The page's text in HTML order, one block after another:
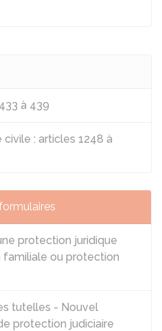
à 439
: articles 1248 à
protection juridique
familiale ou protection
tutelles - Nouvel
protection judiciaire